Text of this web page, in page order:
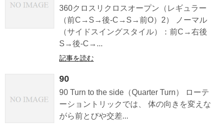
360クロスリクロスオープン（レギュラー
（前C→S→後-C→S→前O）2） ノーマル
（サイドスイングスタイル）：前C→右後
S→後-C→...
記事を読む
90
90 Turn to the side（Quarter Turn） ローテ
ーショントリックでは、 体の向きを変えな
がら前とびや交差...